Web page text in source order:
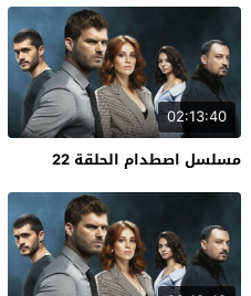
02:13:40
مسلسل اصطدام الحلقة 22